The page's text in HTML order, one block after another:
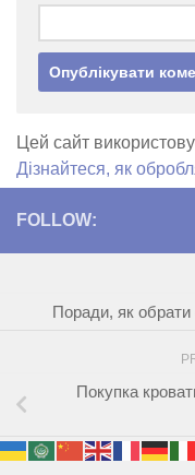
Цей сайт
Дізнайтеся, як
FOLLOW:
Поради, як обрати
Покупка